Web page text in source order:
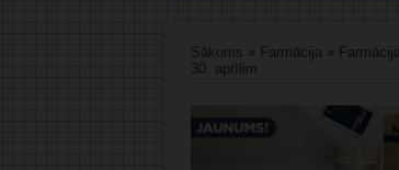
Sākums » Farmācija»
30. aprīlim